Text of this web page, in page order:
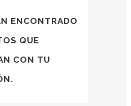
ENCONTRADO
QUE
CON TU